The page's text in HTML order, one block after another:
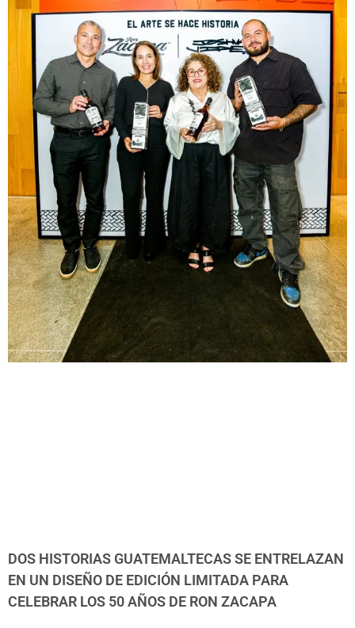
DOS HISTORIAS GUATEMALTECAS SE ENTRELAZAN
EN UN DISEÑO DE EDICIÓN LIMITADA PARA
CELEBRAR LOS 50 AÑOS DE RON ZACAPA